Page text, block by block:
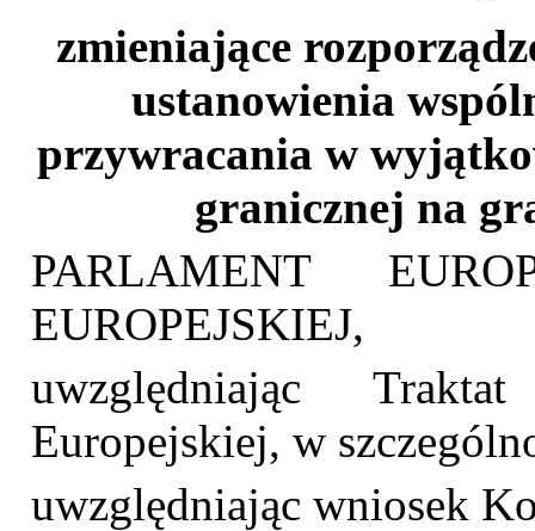
zmieniające
ustanowienia
przywracania w
granicznej na
PARLAMENT
EUROPEJSKIEJ,
uwzględniając
Europejskiej, w
uwzględniając wniosek